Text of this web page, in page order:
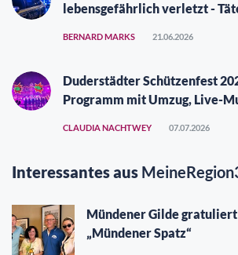
lebensgefährlich verletzt -
BERNARD MARKS 21.06.2026
Duderstädter Schützenfest
Programm mit Umzug, Live-
CLAUDIA NACHTWEY 07.07.2026
Interessantes aus
Mündener Gilde
„Mündener Spatz“